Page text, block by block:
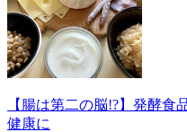
【腸は第二の脳!?】発酵食
健康に